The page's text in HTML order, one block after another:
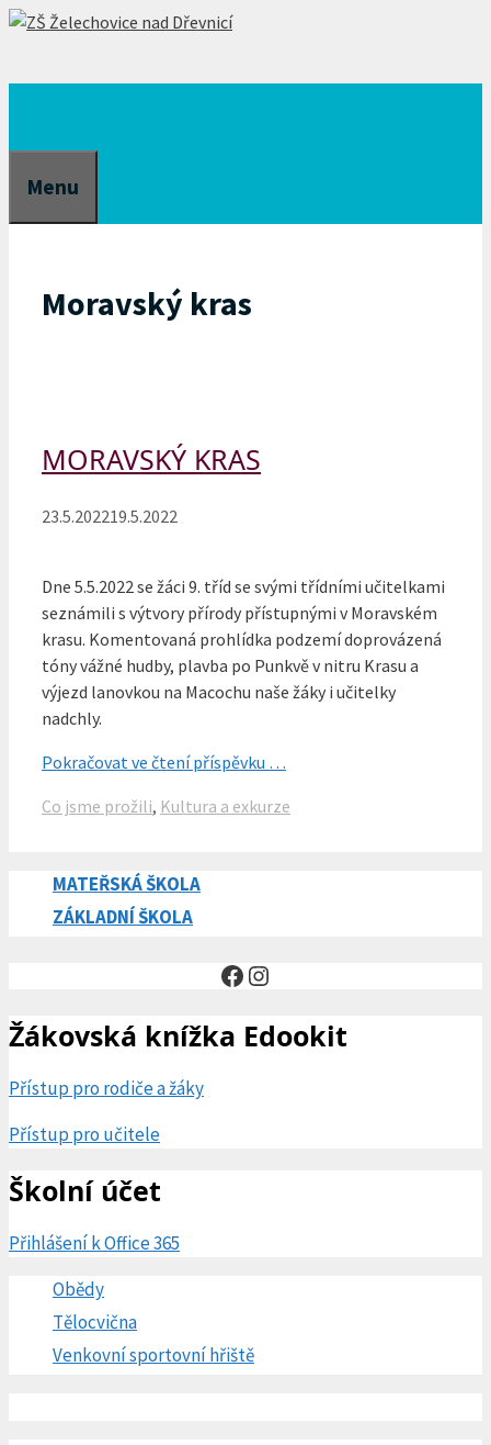
Přeskočit
Menu
Moravský kras
MORAVSKÝ KRAS
23.5.202219.5.2022
Dne 5.5.2022 se žáci 9. tříd se svými třídními učitelkami
seznámili s výtvory přírody přístupnými v Moravském
krasu. Komentovaná prohlídka podzemí doprovázená
tóny vážné hudby, plavba po Punkvě v nitru Krasu a
výjezd lanovkou na Macochu naše žáky i učitelky
nadchly.
Pokračovat ve čtení příspěvku …
Rubriky
Co jsme prožili, Kultura a exkurze
MATEŘSKÁ ŠKOLA
ZÁKLADNÍ ŠKOLA
Facebook
Instagram
Žákovská knížka Edookit
Přístup pro rodiče a žáky
Přístup pro učitele
Školní účet
Přihlášení k Office 365
Obědy
Tělocvična
Venkovní sportovní hřiště